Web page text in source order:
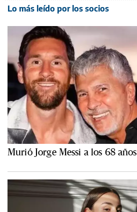
Lo más leído por los socios
Murió Jorge Messi a los 68 años